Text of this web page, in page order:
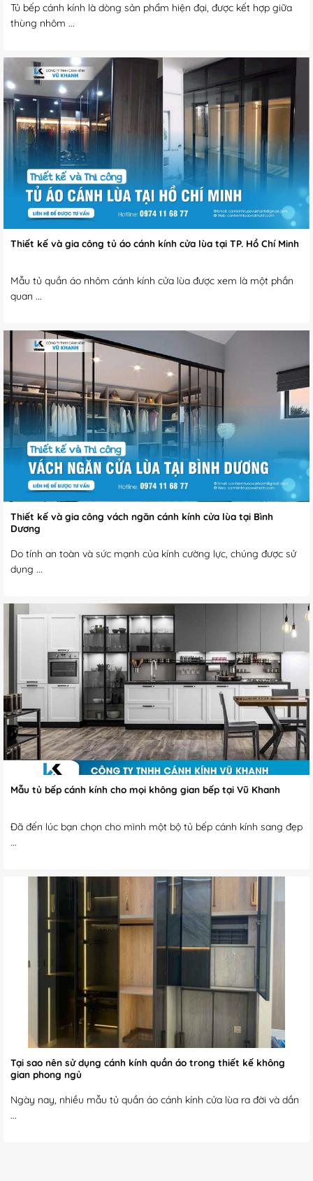
Tủ bếp cánh kính là dòng sản phẩm hiện đại, được kết hợp giữa
thùng nhôm ...
Thiết kế và gia công tủ áo cánh kính cửa lùa tại TP. Hồ Chí Minh
Mẫu tủ quần áo nhôm cánh kính cửa lùa được xem là một phần
quan ...
Thiết kế và gia công vách ngăn cánh kính cửa lùa tại Bình
Dương
Do tính an toàn và sức mạnh của kính cường lực, chúng được sử
dụng ...
Mẫu tủ bếp cánh kính cho mọi không gian bếp tại Vũ Khanh
Đã đến lúc bạn chọn cho mình một bộ tủ bếp cánh kính sang đẹp
...
Tại sao nên sử dụng cánh kính quần áo trong thiết kế không
gian phong ngủ
Ngày nay, nhiều mẫu tủ quần áo cánh kính cửa lùa ra đời và dần
...